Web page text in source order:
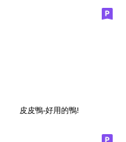
皮皮鴨-好用的鴨!